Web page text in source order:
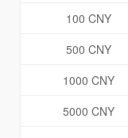
100 CNY
500 CNY
1000 CNY
5000 CNY